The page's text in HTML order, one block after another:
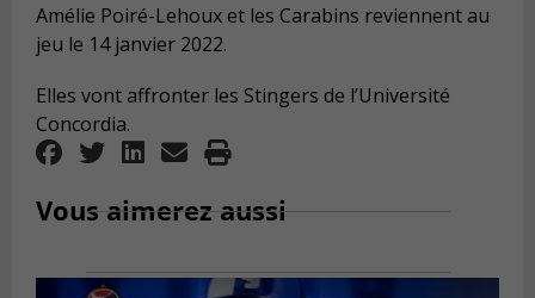
Amélie Poiré-Lehoux et les Carabins reviennent au
jeu le 14 janvier 2022.
Elles vont affronter les Stingers de l’Université
Concordia.
Vous aimerez aussi